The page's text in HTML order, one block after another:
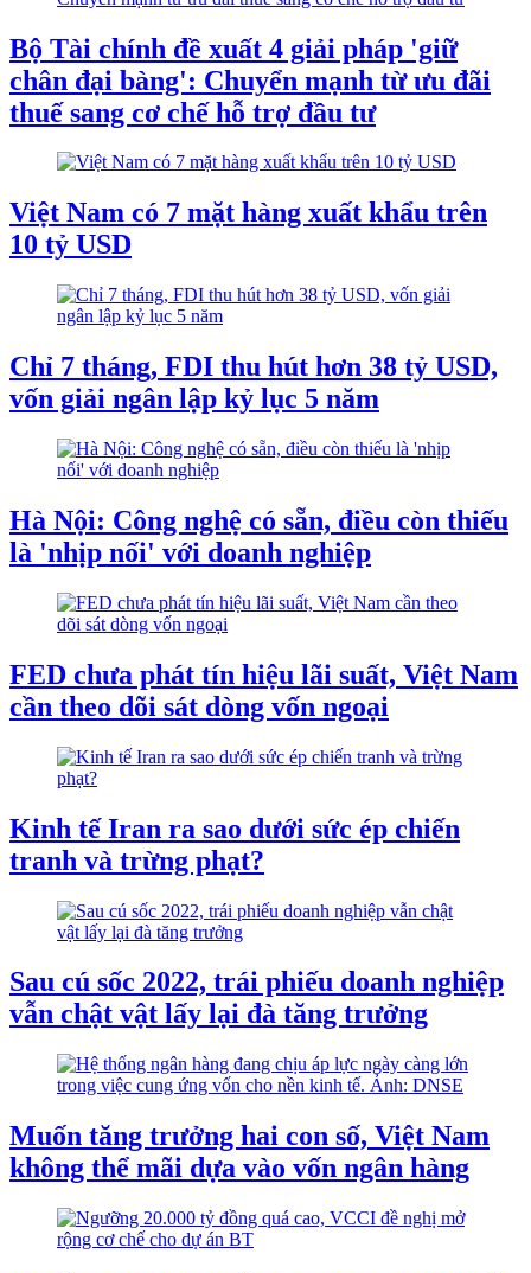
Bộ Tài chính đề xuất 4 giải pháp 'giữ
chân đại bàng': Chuyển mạnh từ ưu đãi
thuế sang cơ chế hỗ trợ đầu tư
Việt Nam có 7 mặt hàng xuất khẩu trên
10 tỷ USD
Chỉ 7 tháng, FDI thu hút hơn 38 tỷ USD,
vốn giải ngân lập kỷ lục 5 năm
Hà Nội: Công nghệ có sẵn, điều còn thiếu
là 'nhịp nối' với doanh nghiệp
FED chưa phát tín hiệu lãi suất, Việt Nam
cần theo dõi sát dòng vốn ngoại
Kinh tế Iran ra sao dưới sức ép chiến
tranh và trừng phạt?
Sau cú sốc 2022, trái phiếu doanh nghiệp
vẫn chật vật lấy lại đà tăng trưởng
Muốn tăng trưởng hai con số, Việt Nam
không thể mãi dựa vào vốn ngân hàng